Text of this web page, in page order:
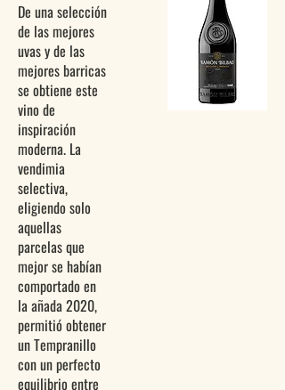
De una selección
de las mejores
uvas y de las
mejores barricas
se obtiene este
vino de
inspiración
moderna. La
vendimia
selectiva,
eligiendo solo
aquellas
parcelas que
mejor se habían
comportado en
la añada 2020,
permitió obtener
un Tempranillo
con un perfecto
equilibrio entre